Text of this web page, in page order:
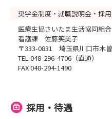
奨学金制度・就職説明会・採
医療生協さいたま生活協同組
看護課 佐藤笑美子
〒333-0831 埼玉県川口市木
TEL 048-296-4706（直通）
FAX 048-294-1490
採用・待遇